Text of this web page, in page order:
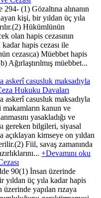
(1) Gözaltına alınanın
kişi, bir yıldan üç yıla
Hükümlünün
olan hapis cezasının
hapis cezası ile
cezası;a) Müebbet hapis
Ağırlaştırılmış müebbet...
casusluk maksadıyla
Hukuku Davaları
casusluk maksadıyla
kanun ve
yasakladığı ve
gereken bilgileri, siyasal
açıklayan kimseye on yıldan
Fiil, savaş zamanında
+Devamını oku
90(1) İnsan üzerinde
üç yıla kadar hapis
üzerinde yapılan rızaya